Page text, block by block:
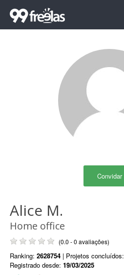
Convidar
Alice M.
Home office
(0.0 - 0 avaliações)
Ranking: 2628754 | Projetos concluídos:
Registrado desde: 19/03/2025